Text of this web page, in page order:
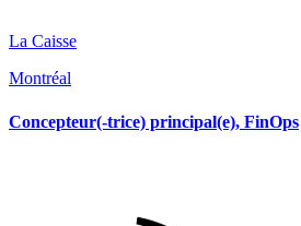
La Caisse
Montréal
Concepteur(-trice) principal(e), FinOps